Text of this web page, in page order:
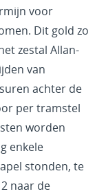
voor
Dit gold zo
zestal Allan-
van
achter de
per tramstel
worden
enkele
stonden, te
naar de